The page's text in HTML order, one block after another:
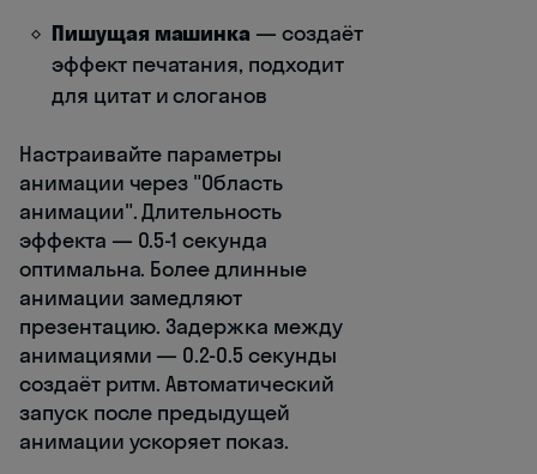
Пишущая машинка — создаёт
эффект печатания, подходит
для цитат и слоганов
Настраивайте параметры
анимации через "Область
анимации". Длительность
эффекта — 0.5-1 секунда
оптимальна. Более длинные
анимации замедляют
презентацию. Задержка между
анимациями — 0.2-0.5 секунды
создаёт ритм. Автоматический
запуск после предыдущей
анимации ускоряет показ.